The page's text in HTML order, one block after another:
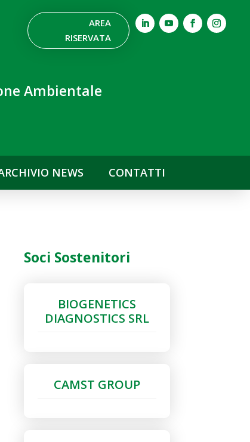
AREA
RISERVATA
Ambientale
NEWS CONTATTI
Soci Sostenitori
BIOGENETICS
DIAGNOSTICS SRL
CAMST GROUP